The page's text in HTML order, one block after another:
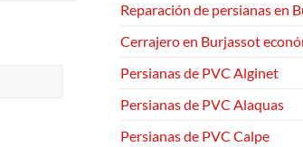
Reparación de persianas en
Cerrajero en Burjassot
Persianas de PVC Alginet
Persianas de PVC Alaquas
Persianas de PVC Calpe